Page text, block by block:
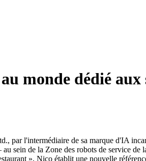
monde dédié
par l'intermédiaire de sa marque d'IA
sein de la Zone des robots de service
», Nico établit une nouvelle